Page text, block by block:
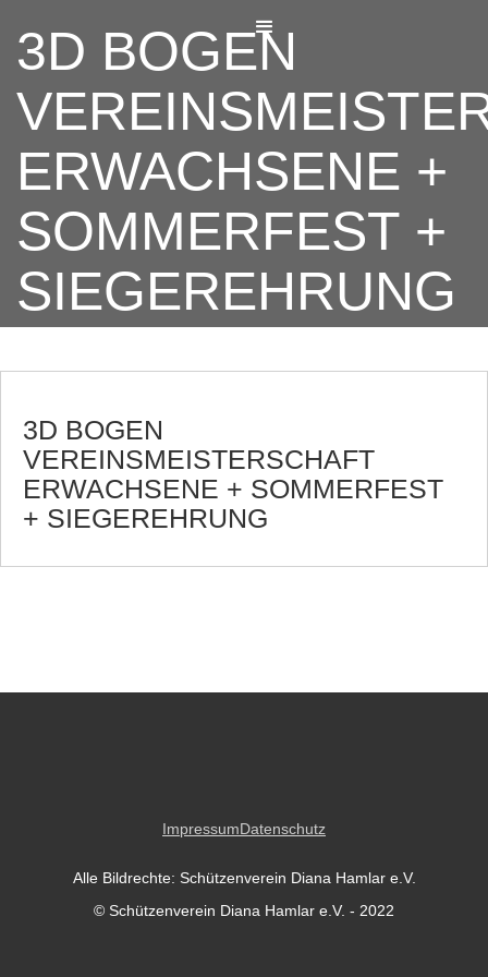
3D BOGEN
ERWACHSENE +
SOMMERFEST +
SIEGEREHRUNG
3D BOGEN
VEREINSMEISTERSCHAFT
ERWACHSENE + SOMMERFEST
+ SIEGEREHRUNG
ImpressumDatenschutz
Alle Bildrechte: Schützenverein Diana Hamlar e.V.
© Schützenverein Diana Hamlar e.V. - 2022